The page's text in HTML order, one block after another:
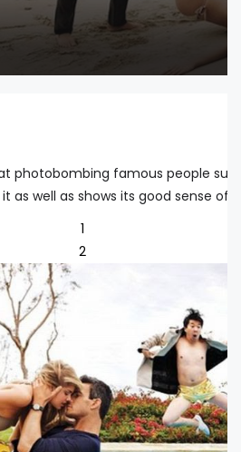
photobombing famous people
as well as shows its good sense of
1
2